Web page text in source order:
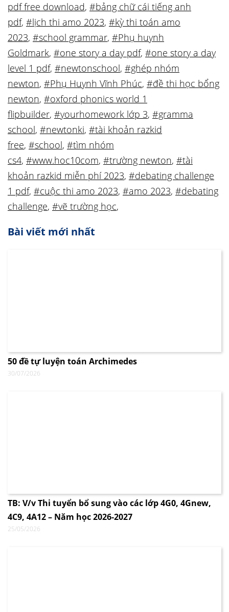
pdf free download, #bảng chữ cái tiếng anh
pdf, #lịch thi amo 2023, #kỳ thi toán amo
2023, #school grammar, #Phụ huynh
Goldmark, #one story a day pdf, #one story a day
level 1 pdf, #newtonschool, #ghép nhóm
newton, #Phụ Huynh Vĩnh Phúc, #đề thi học bổng
newton, #oxford phonics world 1
flipbuilder, #yourhomework lớp 3, #gramma
school, #newtonki, #tài khoản razkid
free, #school, #tìm nhóm
cs4, #www.hoc10com, #trường newton, #tài
khoản razkid miễn phí 2023, #debating challenge
1 pdf, #cuộc thi amo 2023, #amo 2023, #debating
challenge, #vẽ trường học,
Bài viết mới nhất
50 đề tự luyện toán Archimedes
30/07/2026
TB: V/v Thi tuyển bổ sung vào các lớp 4G0, 4Gnew,
4C9, 4A12 – Năm học 2026-2027
25/05/2026